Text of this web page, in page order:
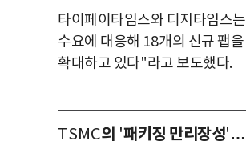
타이페이타임스와 디지타임스
수요에 대응해 18개의 신규 팹
확대하고 있다"라고 보도했다.
TSMC의 '패키징 만리장성'…